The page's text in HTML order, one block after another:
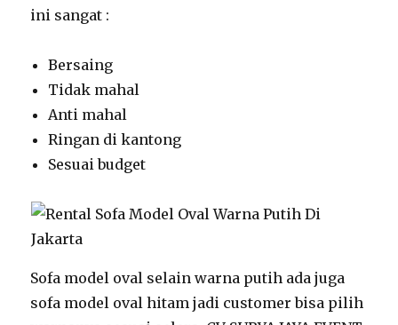
ini sangat :
Bersaing
Tidak mahal
Anti mahal
Ringan di kantong
Sesuai budget
Sofa model oval selain warna putih ada juga
sofa model oval hitam jadi customer bisa pilih